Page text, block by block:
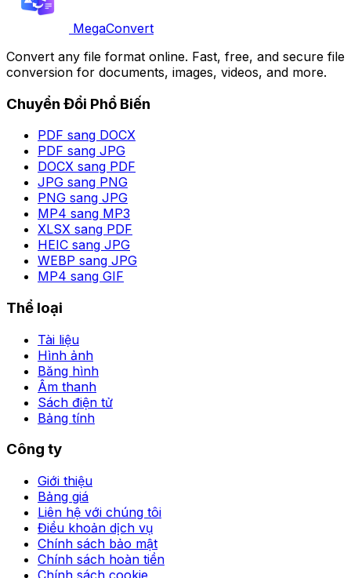
MegaConvert
Convert any file format online. Fast, free, and secure file
conversion for documents, images, videos, and more.
Chuyển Đổi Phổ Biến
PDF sang DOCX
PDF sang JPG
DOCX sang PDF
JPG sang PNG
PNG sang JPG
MP4 sang MP3
XLSX sang PDF
HEIC sang JPG
WEBP sang JPG
MP4 sang GIF
Thể loại
Tài liệu
Hình ảnh
Băng hình
Âm thanh
Sách điện tử
Bảng tính
Công ty
Giới thiệu
Bảng giá
Liên hệ với chúng tôi
Điều khoản dịch vụ
Chính sách bảo mật
Chính sách hoàn tiền